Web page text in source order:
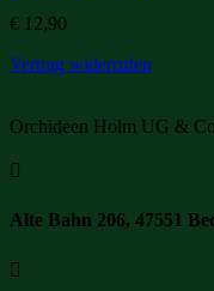
€ 12,90
Vertrag widerrufen
Orchideen Holm UG &

Alte Bahn 206, 47551
